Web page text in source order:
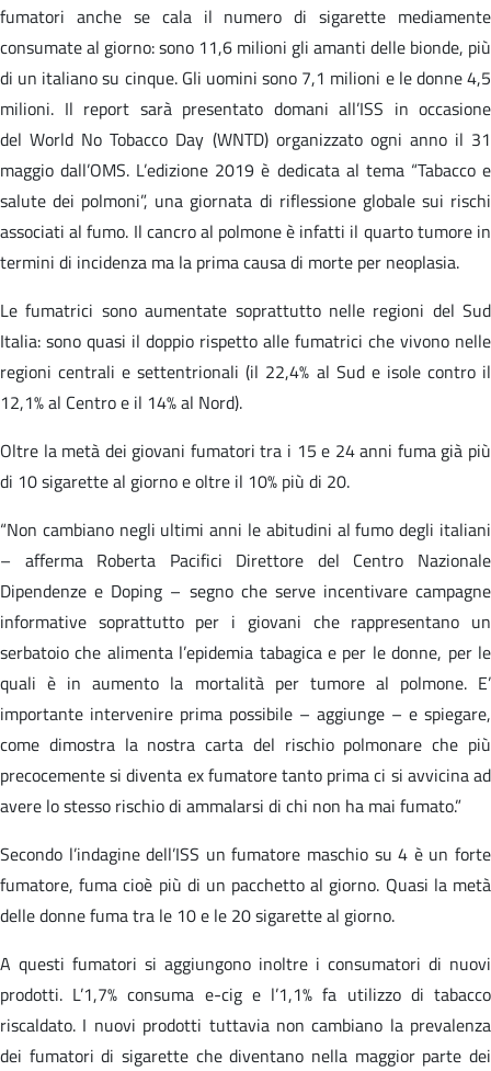
fumatori anche se cala il numero di sigarette mediamente
consumate al giorno: sono 11,6 milioni gli amanti delle bionde, più
di un italiano su cinque. Gli uomini sono 7,1 milioni e le donne 4,5
milioni. Il report sarà presentato domani all’ISS in occasione
del World No Tobacco Day (WNTD) organizzato ogni anno il 31
maggio dall’OMS. L’edizione 2019 è dedicata al tema “Tabacco e
salute dei polmoni”, una giornata di riflessione globale sui rischi
associati al fumo. Il cancro al polmone è infatti il quarto tumore in
termini di incidenza ma la prima causa di morte per neoplasia.
Le fumatrici sono aumentate soprattutto nelle regioni del Sud
Italia: sono quasi il doppio rispetto alle fumatrici che vivono nelle
regioni centrali e settentrionali (il 22,4% al Sud e isole contro il
12,1% al Centro e il 14% al Nord).
Oltre la metà dei giovani fumatori tra i 15 e 24 anni fuma già più
di 10 sigarette al giorno e oltre il 10% più di 20.
“Non cambiano negli ultimi anni le abitudini al fumo degli italiani
– afferma Roberta Pacifici Direttore del Centro Nazionale
Dipendenze e Doping – segno che serve incentivare campagne
informative soprattutto per i giovani che rappresentano un
serbatoio che alimenta l’epidemia tabagica e per le donne, per le
quali è in aumento la mortalità per tumore al polmone. E’
importante intervenire prima possibile – aggiunge – e spiegare,
come dimostra la nostra carta del rischio polmonare che più
precocemente si diventa ex fumatore tanto prima ci si avvicina ad
avere lo stesso rischio di ammalarsi di chi non ha mai fumato.”
Secondo l’indagine dell’ISS un fumatore maschio su 4 è un forte
fumatore, fuma cioè più di un pacchetto al giorno. Quasi la metà
delle donne fuma tra le 10 e le 20 sigarette al giorno.
A questi fumatori si aggiungono inoltre i consumatori di nuovi
prodotti. L’1,7% consuma e-cig e l’1,1% fa utilizzo di tabacco
riscaldato. I nuovi prodotti tuttavia non cambiano la prevalenza
dei fumatori di sigarette che diventano nella maggior parte dei